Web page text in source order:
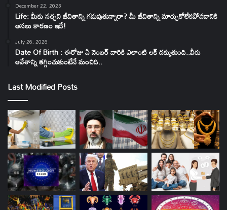
December 22, 2025
Life: మీకు నచ్చని జీవితాన్ని గడుపుతున్నారా? మీ జీవితాన్ని మార్చుకోలేకపోవడానికి
అసలు కారణం ఇదే!
July 26, 2026
Date Of Birth : ఈరోజు ఏ నెంబర్ వారికి ఎలాంటి లక్ దక్కుతుంది..వీరు
ఆవేశాన్ని తగ్గించుకుంటేనే మంచిది..
Last Modified Posts